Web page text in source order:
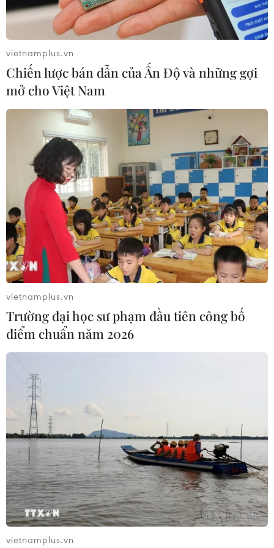
Đội tuyển Việt Nam đối đầu Malaysia
08/08/2026 15:53
Chủ sân Azteca lỗ hơn 47 triệu USD vì
World Cup 2026
08/08/2026 06:43
ASEAN Cup 2026 ngày 8/8: Xác định
đối thủ của đội tuyển Việt Nam ở bán
kết
08/08/2026 03:50
Tuyển Việt Nam giành vé vào
bán kết, vì sao ông Kim Sang-sik vẫn
không vui?
08/08/2026 03:37
hội tụ tại Festival Võ thuật quốc tế Hà
Nội 2026
08/08/2026 02:26
Ông Kim Sang-sik trăn trở gì về
hàng phòng ngự trước bán kết
ASEAN Cup?
08/08/2026 00:13
vietnamplus.vn
Chiến lược bán dẫn của Ấn Độ và những gợi
mở cho Việt Nam
vietnamplus.vn
Trường đại học sư phạm đầu tiên công bố
điểm chuẩn năm 2026
vietnamplus.vn